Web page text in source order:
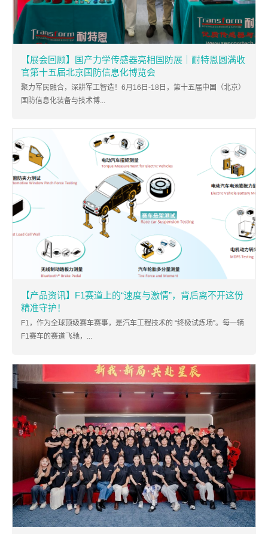
【展会回顾】国产力学传感器亮相国防展｜耐特恩圆满收
官第十五届北京国防信息化博览会
聚力军民融合，深耕军工智造！6月16日-18日，第十五届中国（北京）
国防信息化装备与技术博...
【产品资讯】F1赛道上的“速度与激情”，背后离不开这份
精准守护！
F1，作为全球顶级赛车赛事，是汽车工程技术的 “终极试炼场”。每一辆
F1赛车的赛道飞驰，...